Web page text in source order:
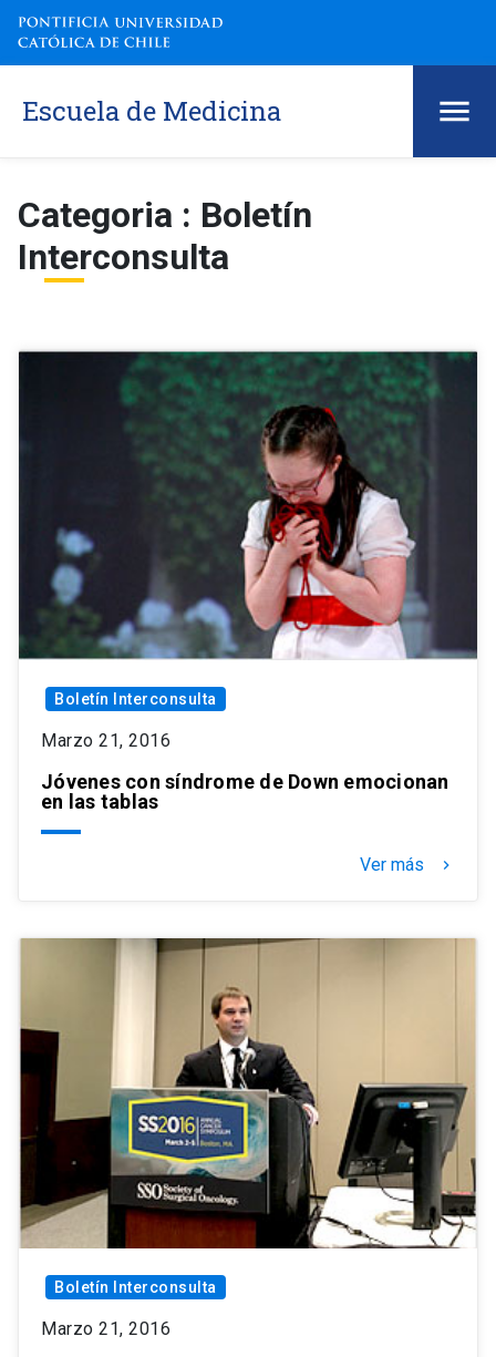
Escuela de Medicina
Categoria : Boletín
Interconsulta
Boletín Interconsulta
Marzo 21, 2016
Jóvenes con síndrome de Down emocionan
en las tablas
Ver más keyboard_arrow_right
Boletín Interconsulta
Marzo 21, 2016